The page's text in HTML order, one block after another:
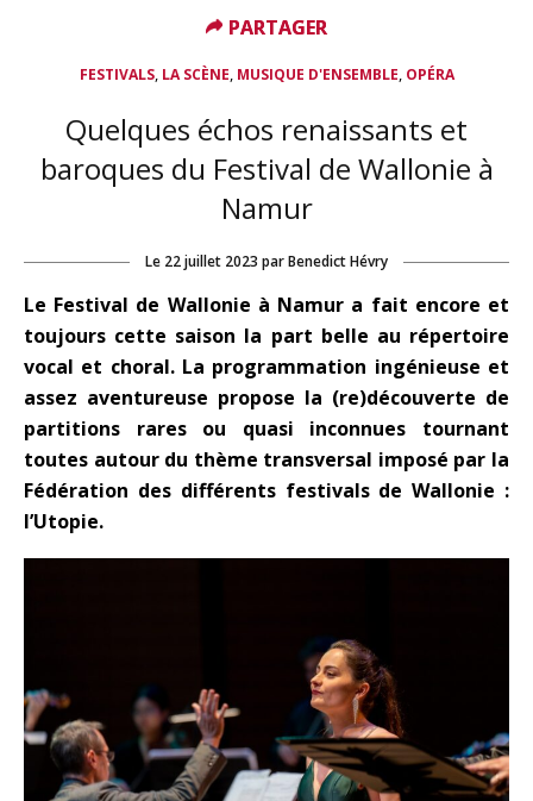
FESTIVALS, LA SCÈNE, MUSIQUE D'ENSEMBLE, OPÉRA
Quelques échos renaissants et
baroques du Festival de Wallonie à
Namur
Le 22 juillet 2023 parBenedict Hévry
Le Festival de Wallonie à Namur a fait encore et
toujours cette saison la part belle au répertoire
vocal et choral. La programmation ingénieuse et
assez aventureuse propose la (re)découverte de
partitions rares ou quasi inconnues tournant
toutes autour du thème transversal imposé par la
Fédération des différents festivals de Wallonie :
l’Utopie.
PARTAGER
PARTAGER